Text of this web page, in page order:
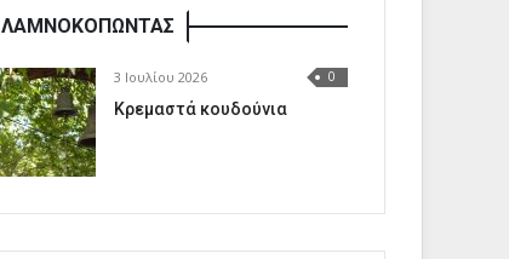
ΛΑΜΝΟΚΟΠΩΝΤΑΣ
3 Ιουλίου 2026 0
Κρεμαστά κουδούνια